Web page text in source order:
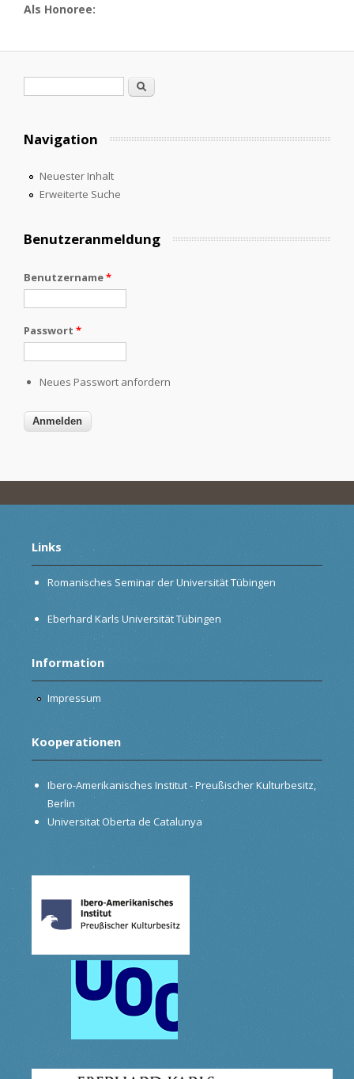
Als Honoree:
Suche
Navigation
Neuester Inhalt
Erweiterte Suche
Benutzeranmeldung
Benutzername*
Passwort *
Neues Passwort anfordern
Links
Romanisches Seminar der Universität Tübingen
Eberhard Karls Universität Tübingen
Information
Impressum
Kooperationen
Ibero-Amerikanisches Institut - Preußischer Kulturbesitz,
Berlin
Universitat Oberta de Catalunya